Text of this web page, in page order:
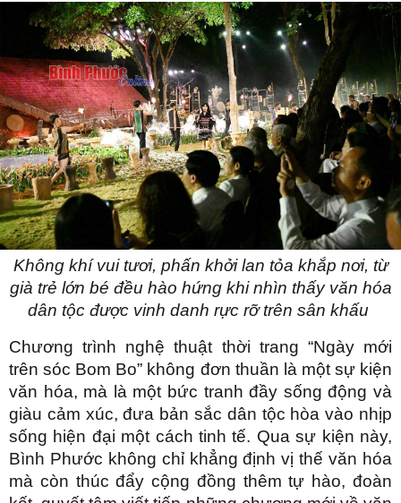
Không khí vui tươi, phấn khởi lan tỏa khắp nơi, từ
già trẻ lớn bé đều hào hứng khi nhìn thấy văn hóa
dân tộc được vinh danh rực rỡ trên sân khấu
Chương trình nghệ thuật thời trang “Ngày mới
trên sóc Bom Bo” không đơn thuần là một sự kiện
văn hóa, mà là một bức tranh đầy sống động và
giàu cảm xúc, đưa bản sắc dân tộc hòa vào nhịp
sống hiện đại một cách tinh tế. Qua sự kiện này,
Bình Phước không chỉ khẳng định vị thế văn hóa
mà còn thúc đẩy cộng đồng thêm tự hào, đoàn